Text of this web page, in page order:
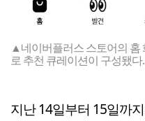
▲네이버플러스 스토어의 홈
로 추천 큐레이션이 구성됐
지난 14일부터 15일까